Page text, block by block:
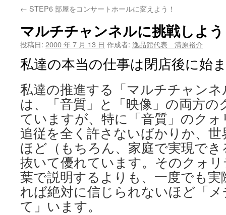
← STEP6 部屋をコンサートホールに変えよう！
マルチチャンネルに挑戦しよう
投稿日: 2000 年 7 月 13 日 作成者: 逸品館代表 清原裕介
私達の本当の仕事は閉店後に始
私達の推進する「マルチチャン
は、「音質」と「映像」の両方
ていますが、特に「音質」のク
追従を全く許さないばかりか、
ほど（もちろん、家庭で実現で
抜いて優れています。そのクォ
葉で説明するよりも、一度でも
れば絶対に信じられないほど「
て」います。